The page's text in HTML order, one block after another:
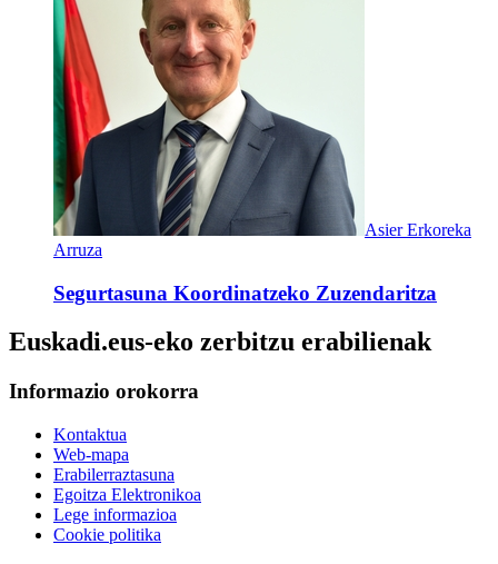
Asier Erkoreka
Arruza
Segurtasuna Koordinatzeko Zuzendaritza
Euskadi.eus-eko zerbitzu erabilienak
Informazio orokorra
Kontaktua
Web-mapa
Erabilerraztasuna
Egoitza Elektronikoa
Lege informazioa
Cookie politika